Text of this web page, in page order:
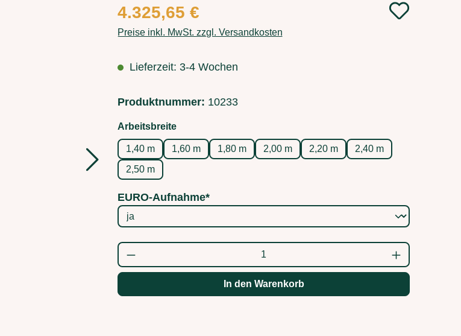
4.325,65 €
Preise inkl. MwSt. zzgl. Versandkosten
Lieferzeit: 3-4 Wochen
Produktnummer: 10233
Arbeitsbreiteauswählen
1,40 m 1,60 m 1,80 m 2,00 m 2,20 m
2,40 m
2,50 m
EURO-Aufnahme*
Produkt Anzahl: Gib den gewünschten Wert ein
In den Warenkorb